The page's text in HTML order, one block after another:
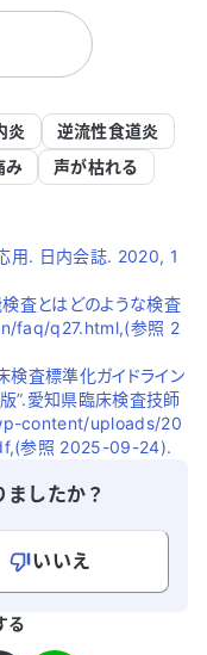
し
け
断
を
改
ま
ま
は
る
花
め
せ
バ
あるため、
ませんが、
か、アドバ
炎
逆流性食道炎
み
声が枯れる
用. 日内会誌. 2020, 1
査とはどのような検査
faq/q27.html,(参照 2
査標準化ガイドライン
”.愛知県臨床検査技師
content/uploads/20
参照 2025-09-24).
したか？
いいえ
る